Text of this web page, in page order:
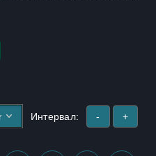
ли мир
его? Нежная,
история с исландским
Интервал: - +